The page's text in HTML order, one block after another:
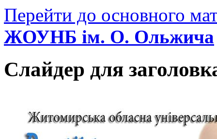
Перейти до основного
ЖОУНБ ім. О. Ольжича
Слайдер для